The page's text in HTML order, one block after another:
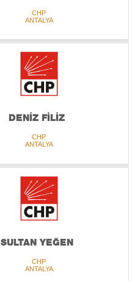
CHP
ANTALYA
DENİZ FİLİZ
CHP
ANTALYA
SULTAN YEĞEN
CHP
ANTALYA